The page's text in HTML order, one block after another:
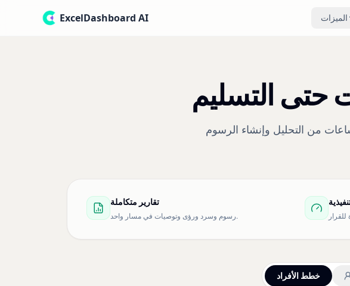
ExcelDashboard AI الميزات
من التحليل وإنشاء الرسوم
تقارير متكاملة
رسوم وسرد ورؤى وتوصيات في مسار واحد.
خطط الأفراد